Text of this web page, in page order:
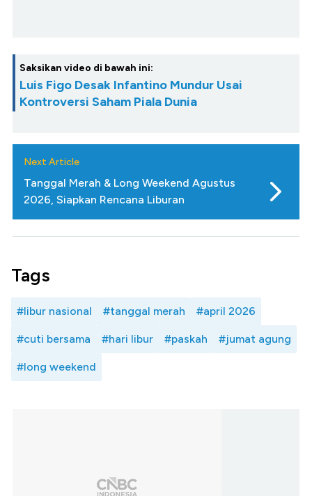
Saksikan video di bawah ini:
Luis Figo Desak Infantino Mundur Usai
Kontroversi Saham Piala Dunia
Next Article
Tanggal Merah & Long Weekend Agustus
2026, Siapkan Rencana Liburan
Tags
#libur nasional #tanggal merah #april 2026
#cuti bersama #hari libur #paskah #jumat agung
#long weekend